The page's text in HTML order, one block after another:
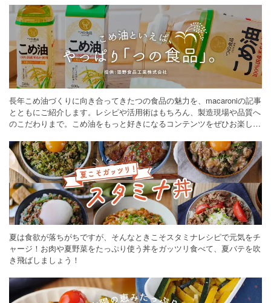
長年こめ油づくりに向き合ってきたつの食品の魅力を、macaroniの記事
とともにご紹介します。レシピや活用術はもちろん、製造現場や品質へ
のこだわりまで。こめ油をもっと好きになるコンテンツをぜひお楽しみ
夏は食欲が落ちがちですが、そんなときこそスタミナレシピで元気をチ
ャージ！お肉や夏野菜をたっぷり使う丼をガッツリ食べて、夏バテを吹
き飛ばしましょう！